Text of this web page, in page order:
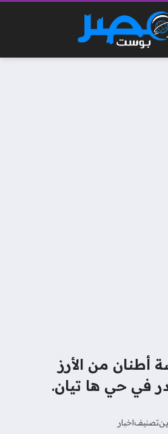
من الأرز
في حي ها تيان.
تصنيفاخبار